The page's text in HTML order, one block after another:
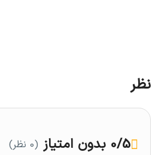
نظر
0/5 بدون امتیاز (0 نظر)